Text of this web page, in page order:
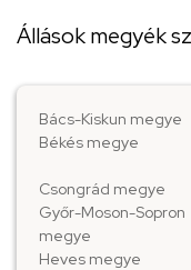
Állások megyék
Bács-Kiskun megye
Békés megye
Csongrád megye
Győr-Moson-Sopron
megye
Heves megye